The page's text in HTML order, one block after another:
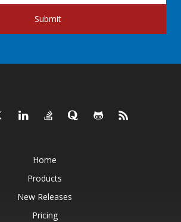
Submit
Home
Products
New Releases
Pricing